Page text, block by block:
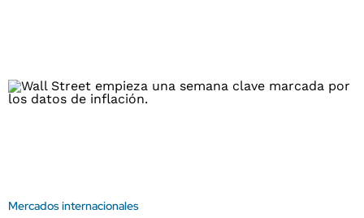
Mercados internacionales